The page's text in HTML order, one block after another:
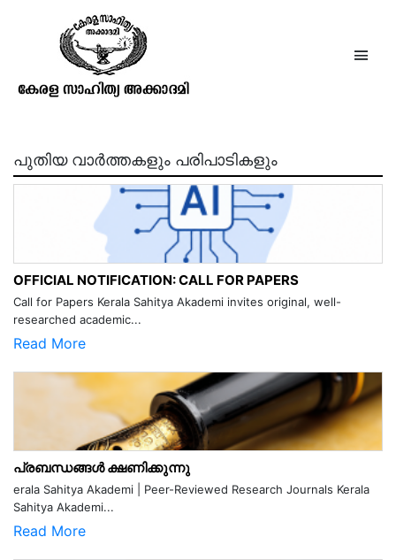
സ്വര്‍‌ഗ്ഗാരോഹണം
പുതിയ വാർത്തകളും പരിപാടികളും
OFFICIAL NOTIFICATION: CALL FOR PAPERS
Call for Papers Kerala Sahitya Akademi invites original, well-
researched academic...
Read More
പ്രബന്ധങ്ങൾ ക്ഷണിക്കുന്നു
erala Sahitya Akademi | Peer-Reviewed Research Journals Kerala
Sahitya Akademi...
Read More